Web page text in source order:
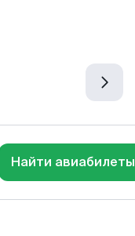
Найти авиабилеты